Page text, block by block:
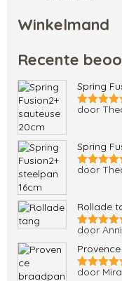
Winkelmand
Recente
Spring
door
Spring
door
Rollade
door
door